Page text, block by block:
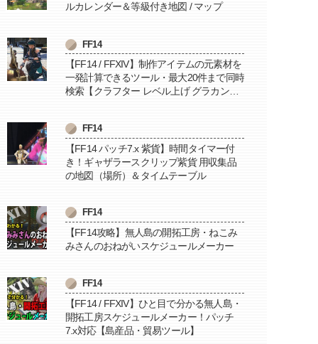
ルカレンダー＆等級付き地図 / マップ
FF14
【FF14 / FFXIV】制作アイテムの元素材を
一発計算できるツール・最大20件まで同時
検索【クラフター レベル上げ グラカン納
FF14
【FF14 パッチ7.x 紫貨】時間タイマー付
き！ギャザラースクリップ紫貨 用収集品
の地図（場所）＆タイムテーブル
FF14
【FF14攻略】無人島の開拓工房・ねこみ
みさんのおねがいスケジュールメーカー
FF14
【FF14 / FFXIV】ひと目で分かる無人島・
開拓工房スケジュールメーカー！パッチ
7.x対応【島産品・貿易ツール】